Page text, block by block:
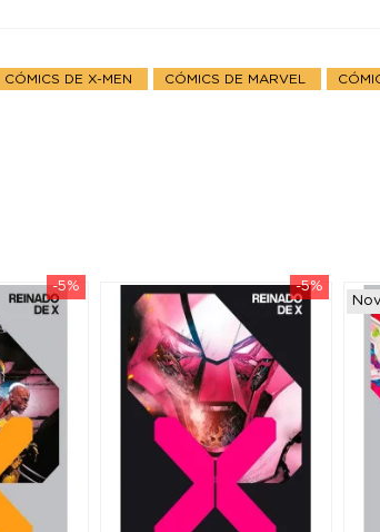
CÓMICS DE X-MEN CÓMICS DE MARVEL
-5% -5%